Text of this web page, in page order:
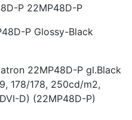
P 22MP48D-P
P Glossy-Black
22MP48D-P gl.Black
178/178, 250cd/m2,
D) (22MP48D-P)